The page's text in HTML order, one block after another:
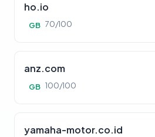
ho.io
GB 70/100
anz.com
GB 100/100
yamaha-motor.co.id